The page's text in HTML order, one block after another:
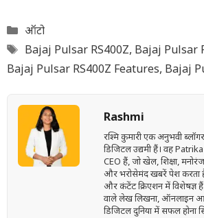
Categories
ऑटो
Tags
Bajaj Pulsar RS400Z, Bajaj Pulsar
Bajaj Pulsar RS400Z Features, Bajaj
Rashmi
रश्मि कुमारी एक अनुभवी
डिजिटल उद्यमी हैं। वह
CEO हैं, जो खेल, शिक्षा,
और भरोसेमंद खबरें पेश करता
और कंटेंट क्रिएशन में विशेषज्ञ
वाले लेख लिखना, ऑनलाइन
डिजिटल दुनिया में सफल होना